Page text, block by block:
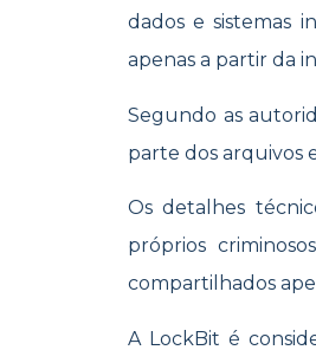
dados e sistemas
apenas a partir da
Segundo as
parte dos arquivos
Os detalhes
próprios
compartilhados
A LockBit é